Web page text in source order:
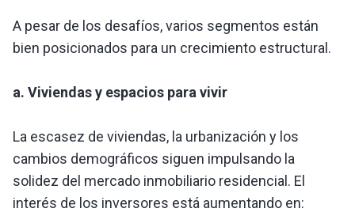
A pesar de los desafíos, varios segmentos están
bien posicionados para un crecimiento estructural.
a. Viviendas y espacios para vivir
La escasez de viviendas, la urbanización y los
cambios demográficos siguen impulsando la
solidez del mercado inmobiliario residencial. El
interés de los inversores está aumentando en: